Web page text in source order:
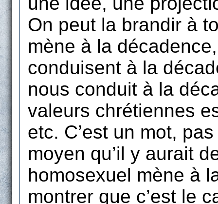
On peut la brandir à
mène à la
conduisent à la
nous conduit à la
valeurs chrétiennes
etc. C’est un mot,
moyen qu’il y aurait
homosexuel mène à
montrer que c’est le